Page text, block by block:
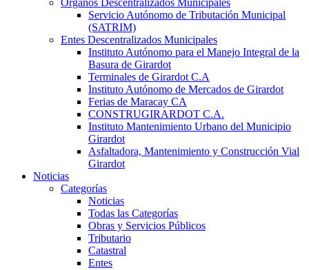
Órganos Descentralizados Municipales
Servicio Autónomo de Tributación Municipal
(SATRIM)
Entes Descentralizados Municipales
Instituto Autónomo para el Manejo Integral de la
Basura de Girardot
Terminales de Girardot C.A
Instituto Autónomo de Mercados de Girardot
Ferias de Maracay CA
CONSTRUGIRARDOT C.A.
Instituto Mantenimiento Urbano del Municipio
Girardot
Asfaltadora, Mantenimiento y Construcción Vial
Girardot
Noticias
Categorías
Noticias
Todas las Categorías
Obras y Servicios Públicos
Tributario
Catastral
Entes